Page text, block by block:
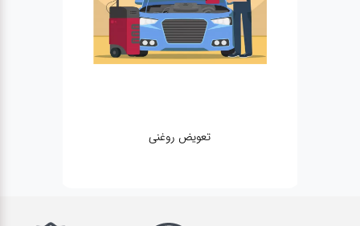
تعویض روغنی